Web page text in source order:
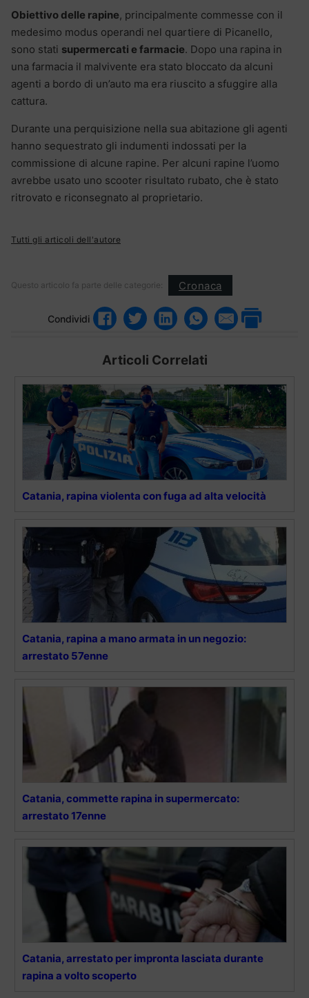
Obiettivo delle rapine, principalmente commesse con il
medesimo modus operandi nel quartiere di Picanello,
sono stati supermercati e farmacie. Dopo una rapina in
una farmacia il malvivente era stato bloccato da alcuni
agenti a bordo di un’auto ma era riuscito a sfuggire alla
cattura.
Durante una perquisizione nella sua abitazione gli agenti
hanno sequestrato gli indumenti indossati per la
commissione di alcune rapine. Per alcuni rapine l’uomo
avrebbe usato uno scooter risultato rubato, che è stato
ritrovato e riconsegnato al proprietario.
Tutti gli articoli dell'autore
Questo articolo fa parte delle categorie: Cronaca
Condividi
Articoli Correlati
Catania, rapina violenta con fuga ad alta velocità
Catania, rapina a mano armata in un negozio:
arrestato 57enne
Catania, commette rapina in supermercato:
arrestato 17enne
Catania, arrestato per impronta lasciata durante
rapina a volto scoperto